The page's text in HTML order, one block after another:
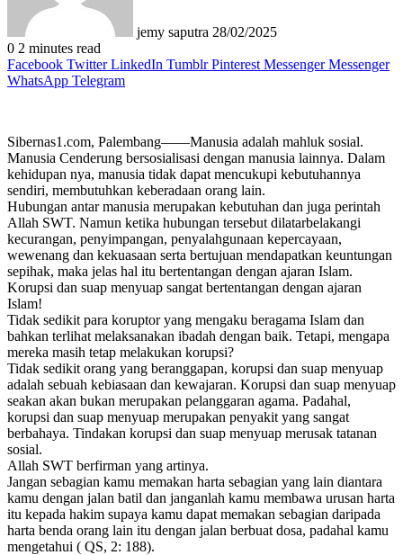
jemy saputra 28/02/2025
0 2 minutes read
Facebook Twitter LinkedIn Tumblr Pinterest Messenger Messenger
WhatsApp Telegram
Sibernas1.com, Palembang——Manusia adalah mahluk sosial.
Manusia Cenderung bersosialisasi dengan manusia lainnya. Dalam
kehidupan nya, manusia tidak dapat mencukupi kebutuhannya
sendiri, membutuhkan keberadaan orang lain.
Hubungan antar manusia merupakan kebutuhan dan juga perintah
Allah SWT. Namun ketika hubungan tersebut dilatarbelakangi
kecurangan, penyimpangan, penyalahgunaan kepercayaan,
wewenang dan kekuasaan serta bertujuan mendapatkan keuntungan
sepihak, maka jelas hal itu bertentangan dengan ajaran Islam.
Korupsi dan suap menyuap sangat bertentangan dengan ajaran
Islam!
Tidak sedikit para koruptor yang mengaku beragama Islam dan
bahkan terlihat melaksanakan ibadah dengan baik. Tetapi, mengapa
mereka masih tetap melakukan korupsi?
Tidak sedikit orang yang beranggapan, korupsi dan suap menyuap
adalah sebuah kebiasaan dan kewajaran. Korupsi dan suap menyuap
seakan akan bukan merupakan pelanggaran agama. Padahal,
korupsi dan suap menyuap merupakan penyakit yang sangat
berbahaya. Tindakan korupsi dan suap menyuap merusak tatanan
sosial.
Allah SWT berfirman yang artinya.
Jangan sebagian kamu memakan harta sebagian yang lain diantara
kamu dengan jalan batil dan janganlah kamu membawa urusan harta
itu kepada hakim supaya kamu dapat memakan sebagian daripada
harta benda orang lain itu dengan jalan berbuat dosa, padahal kamu
mengetahui ( QS, 2: 188).